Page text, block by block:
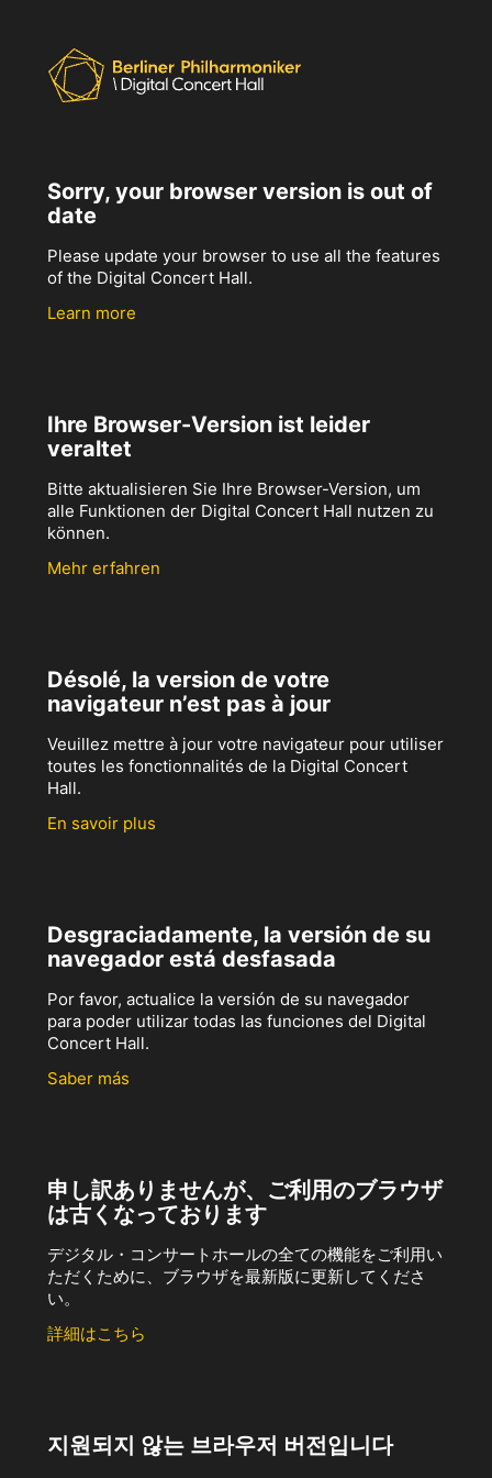
Sorry, your browser version is out of
date
Please update your browser to use all the features
of the Digital Concert Hall.
Learn more
Ihre Browser-Version ist leider
veraltet
Bitte aktualisieren Sie Ihre Browser-Version, um
alle Funktionen der Digital Concert Hall nutzen zu
können.
Mehr erfahren
Désolé, la version de votre
navigateur n’est pas à jour
Veuillez mettre à jour votre navigateur pour utiliser
toutes les fonctionnalités de la Digital Concert
Hall.
En savoir plus
Desgraciadamente, la versión de su
navegador está desfasada
Por favor, actualice la versión de su navegador
para poder utilizar todas las funciones del Digital
Concert Hall.
Saber más
申し訳ありませんが、ご利用のブラウザ
は古くなっております
デジタル・コンサートホールの全ての機能をご利用い
ただくために、ブラウザを最新版に更新してくださ
い。
詳細はこちら
지원되지 않는 브라우저 버전입니다